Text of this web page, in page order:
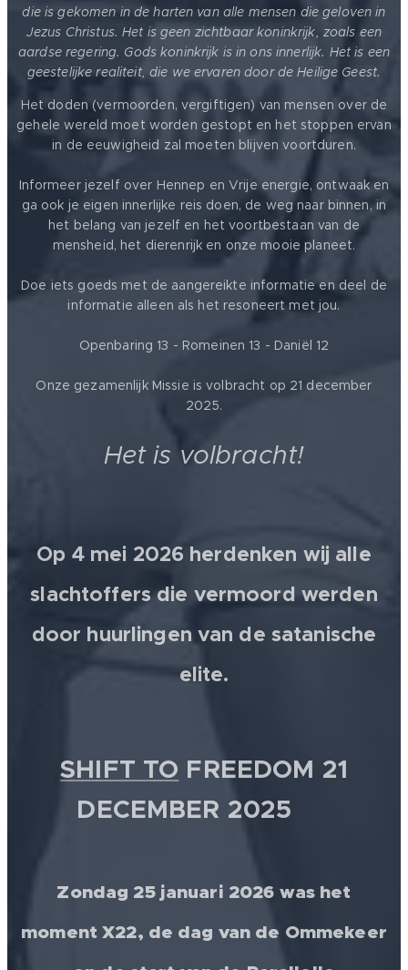
die is gekomen in de harten van alle mensen die geloven in
Jezus Christus. Het is geen zichtbaar koninkrijk, zoals een
aardse regering. Gods koninkrijk is in ons innerlijk. Het is een
geestelijke realiteit, die we ervaren door de Heilige Geest.
Het doden (vermoorden, vergiftigen) van mensen over de
gehele wereld moet worden gestopt en het stoppen ervan
in de eeuwigheid zal moeten blijven voortduren.
Informeer jezelf over Hennep en Vrije energie, ontwaak en
ga ook je eigen innerlijke reis doen, de weg naar binnen, in
het belang van jezelf en het voortbestaan van de
mensheid, het dierenrijk en onze mooie planeet.
Doe iets goeds met de aangereikte informatie en deel de
informatie alleen als het resoneert met jou.
Openbaring 13 - Romeinen 13 - Daniël 12
Onze gezamenlijk Missie is volbracht op 21 december
2025.
Het is volbracht!
Op 4 mei 2026 herdenken wij alle
slachtoffers die vermoord werden
door huurlingen van de satanische
elite.
SHIFT TO FREEDOM 21
DECEMBER 2025 💫
Zondag 25 januari 2026 was het
moment X22, de dag van de Ommekeer